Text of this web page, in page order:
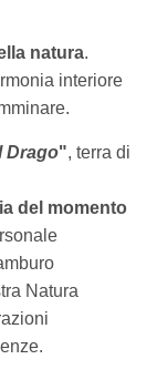
natura.
interiore
Drago", terra di
del momento
Natura